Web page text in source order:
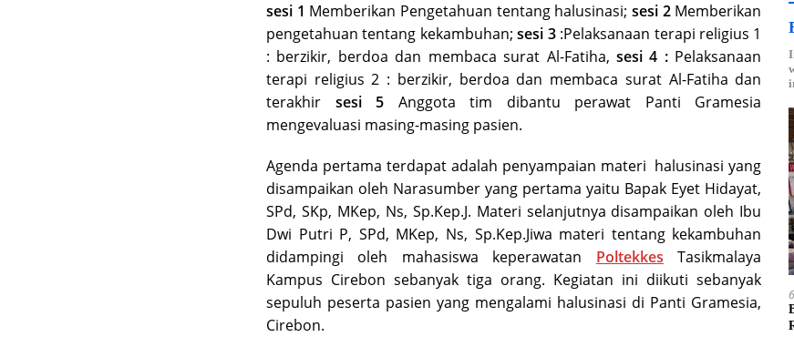
sesi 1 Memberikan Pengetahuan tentang halusinasi;sesi 2Memberikan
pengetahuan tentang kekambuhan;sesi 3:Pelaksanaan terapi religius 1
: berzikir, berdoa dan membaca surat Al-Fatiha,sesi 4 : Pelaksanaan
terapi religius 2 : berzikir, berdoa dan membaca surat Al-Fatiha dan
terakhir sesi 5 Anggota tim dibantu perawat Panti Gramesia
mengevaluasi masing-masing pasien.
Agenda pertama terdapat adalah penyampaian materi halusinasi yang
disampaikan oleh Narasumber yang pertama yaitu Bapak Eyet Hidayat,
SPd, SKp, MKep, Ns, Sp.Kep.J. Materi selanjutnya disampaikan oleh Ibu
Dwi Putri P, SPd, MKep, Ns, Sp.Kep.Jiwa materi tentang kekambuhan
didampingi oleh mahasiswa keperawatan Poltekkes Tasikmalaya
Kampus Cirebon sebanyak tiga orang. Kegiatan ini diikuti sebanyak
sepuluh peserta pasien yang mengalami halusinasi di Panti Gramesia,
Cirebon.